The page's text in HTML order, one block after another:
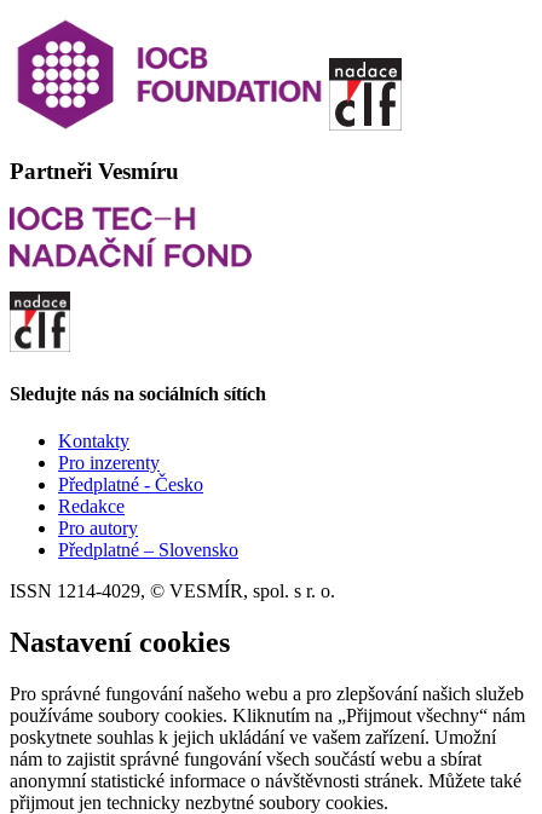
Partneři Vesmíru
Sledujte nás na sociálních sítích
Kontakty
Pro inzerenty
Předplatné - Česko
Redakce
Pro autory
Předplatné – Slovensko
ISSN 1214-4029, © VESMÍR, spol. s r. o.
Nastavení cookies
Pro správné fungování našeho webu a pro zlepšování našich služeb
používáme soubory cookies. Kliknutím na „Přijmout všechny“ nám
poskytnete souhlas k jejich ukládání ve vašem zařízení. Umožní
nám to zajistit správné fungování všech součástí webu a sbírat
anonymní statistické informace o návštěvnosti stránek. Můžete také
přijmout jen technicky nezbytné soubory cookies.